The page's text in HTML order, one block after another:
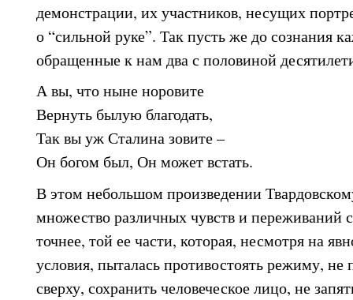
демонстрации, их участников, несущих
о “сильной руке”. Так пусть же до сознания
обращенные к нам два с половиной
А вы, что ныне норовите
Вернуть былую благодать,
Так вы уж Сталина зовите –
Он богом был, Он может встать.
В этом небольшом произведении
множество различных чувств и переживаний
точнее, той ее части, которая, несмотря на
условия, пыталась противостоять режиму, не
сверху, сохранить человеческое лицо, не